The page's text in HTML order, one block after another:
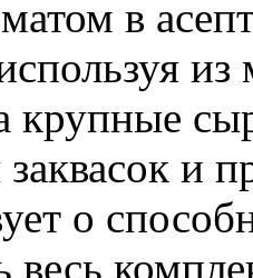
в
крупные
и
о
весь